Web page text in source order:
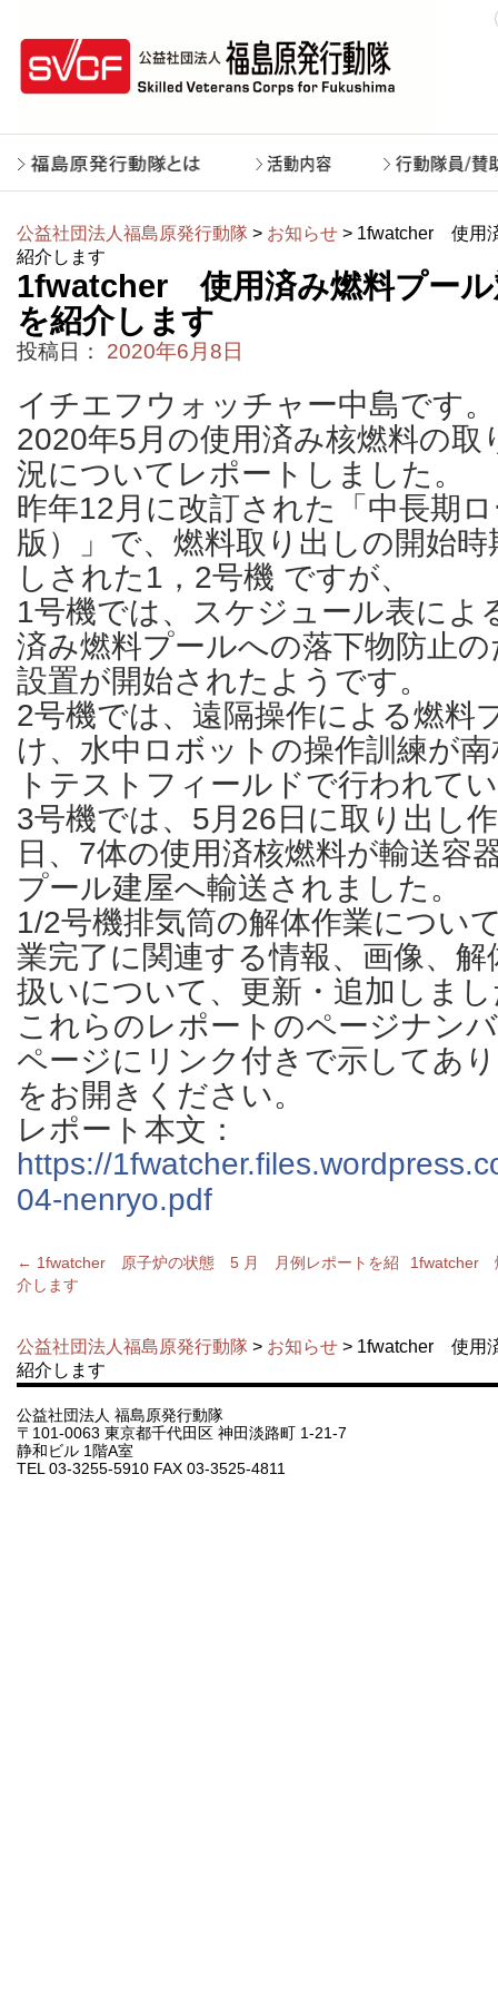
公益社団法人福島原発行動隊 > お知らせ > 1fwatcher 使用
紹介します
1fwatcher 使用済み燃料プー
を紹介します
投稿日： 2020年6月8日
イチエフウォッチャー中島です。
2020年5月の使用済み核燃料の取
況についてレポートしました。
昨年12月に改訂された「中長期
版）」で、燃料取り出しの開始
しされた1，2号機 ですが、
1号機では、スケジュール表によ
済み燃料プールへの落下物防止
設置が開始されたようです。
2号機では、遠隔操作による燃料
け、水中ロボットの操作訓練が
トテストフィールドで行われて
3号機では、5月26日に取り出し
日、7体の使用済核燃料が輸送容
プール建屋へ輸送されました。
1/2号機排気筒の解体作業につい
業完了に関連する情報、画像、
扱いについて、更新・追加しま
これらのレポートのページナン
ページにリンク付きで示してあ
をお開きください。
レポート本文：
https://
04-nenryo.pdf
← 1fwatcher 原子炉の状態 5 月 月例レポートを紹
介します
1fwatcher
公益社団法人福島原発行動隊 > お知らせ > 1fwatcher 使用
紹介します
公益社団法人 福島原発行動隊
〒101-0063 東京都千代田区 神田淡路町 1-21-7
静和ビル 1階A室
TEL 03-3255-5910 FAX 03-3525-4811